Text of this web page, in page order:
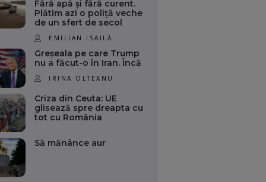
Fără apă și fără curent.
Plătim azi o poliță veche
de un sfert de secol
EMILIAN ISAILĂ
Greșeala pe care Trump
nu a făcut-o în Iran. Încă
IRINA OLTEANU
Criza din Ceuta: UE
glisează spre dreapta cu
tot cu România
Să mănânce aur